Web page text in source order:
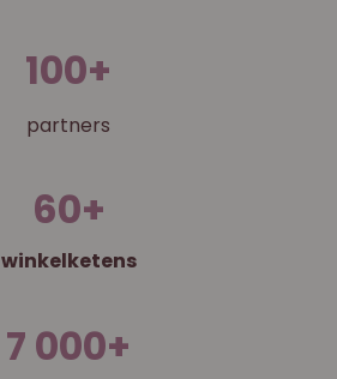
100+
partners
60+
winkelketens
7 000+